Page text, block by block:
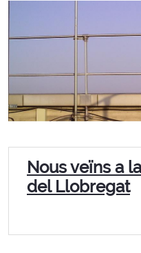
Nous veïns a
del Llobregat